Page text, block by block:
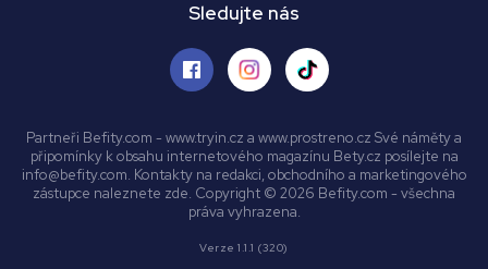
Sledujte nás
Partneři Befity.com - www.tryin.cz a www.prostreno.cz Své náměty a
připomínky k obsahu internetového magazínu Bety.cz posílejte na
info@befity.com. Kontakty na redakci, obchodního a marketingového
zástupce naleznete zde. Copyright © 2026 Befity.com - všechna
práva vyhrazena.
Verze 1.1.1 (320)